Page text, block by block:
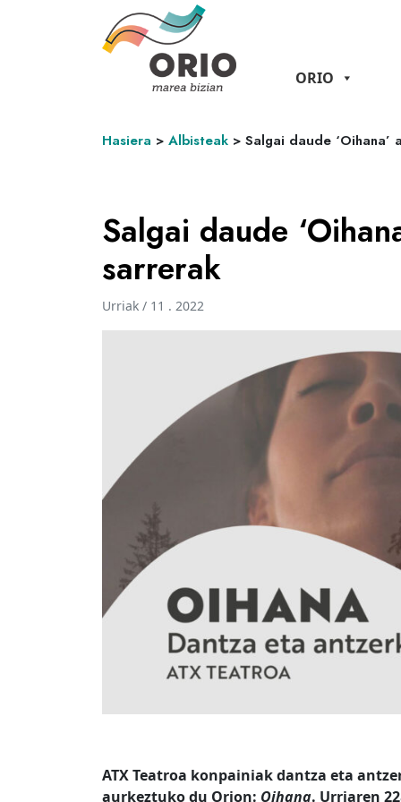
ORIO
Hasiera > Albisteak > Salgai daude
Salgai daude
sarrerak
Urriak / 11 . 2022
ATX Teatroa konpainiak dantza eta
aurkeztuko du Orion: Oihana. Urriaren